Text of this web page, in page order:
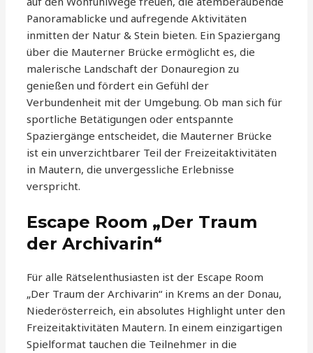
Panoramablicke und aufregende Aktivitäten
inmitten der Natur & Stein bieten. Ein Spaziergang
über die Mauterner Brücke ermöglicht es, die
malerische Landschaft der Donauregion zu
genießen und fördert ein Gefühl der
Verbundenheit mit der Umgebung. Ob man sich für
sportliche Betätigungen oder entspannte
Spaziergänge entscheidet, die Mauterner Brücke
ist ein unverzichtbarer Teil der Freizeitaktivitäten
in Mautern, die unvergessliche Erlebnisse
verspricht.
Escape Room „Der Traum
der Archivarin“
Für alle Rätselenthusiasten ist der Escape Room
„Der Traum der Archivarin“ in Krems an der Donau,
Niederösterreich, ein absolutes Highlight unter den
Freizeitaktivitäten Mautern. In einem einzigartigen
Spielformat tauchen die Teilnehmer in die